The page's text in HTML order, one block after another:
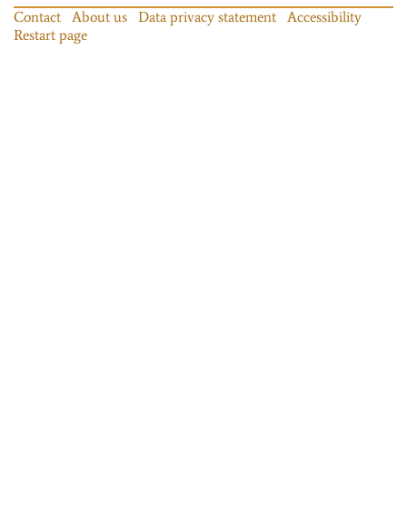
Contact About us Data privacy statement
Accessibility
Restart page